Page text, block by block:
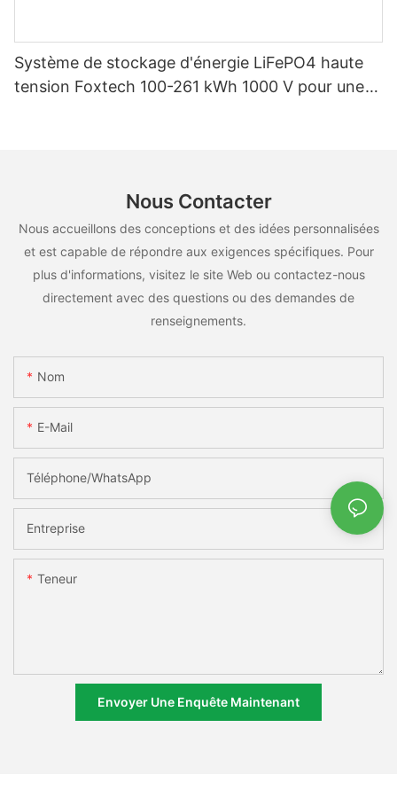
Système de stockage d'énergie LiFePO4 haute
tension Foxtech 100-261 kWh 1000 V pour une
Nous Contacter
Nous accueillons des conceptions et des idées personnalisées
et est capable de répondre aux exigences spécifiques. Pour
plus d'informations, visitez le site Web ou contactez-nous
directement avec des questions ou des demandes de
renseignements.
Nom
E-Mail
Téléphone/WhatsApp
Entreprise
Teneur
Envoyer Une Enquête Maintenant